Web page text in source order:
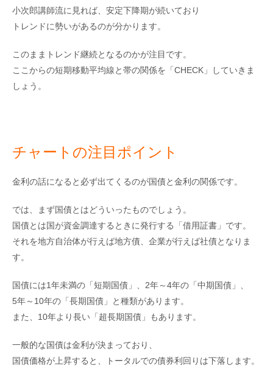
小次郎講師流に見れば、安定下降期が続いており
トレンドに勢いがあるのが分かります。
このままトレンド継続となるのかが注目です。
ここからの短期移動平均線と帯の関係を「CHECK」していきま
しょう。
チャートの注目ポイント
金利の話になると必ず出てくるのが国債と金利の関係です。
では、まず国債とはどういったものでしょう。
国債とは国が資金調達するときに発行する「借用証書」です。
それを地方自治体が行えば地方債、企業が行えば社債となりま
す。
国債には1年未満の「短期国債」、2年～4年の「中期国債」、
5年～10年の「長期国債」と種類があります。
また、10年より長い「超長期国債」もあります。
一般的な国債は金利が決まっており、
国債価格が上昇すると、トータルでの債券利回りは下落します。